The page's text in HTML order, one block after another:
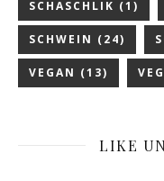
SCHASCHLIK (1)
SCHWEIN (24)
VEGAN (13)
LIKE